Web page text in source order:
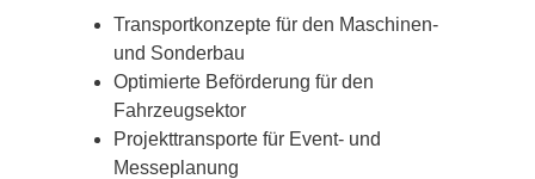
Transportkonzepte für den Maschinen-
und Sonderbau
Optimierte Beförderung für den
Fahrzeugsektor
Projekttransporte für Event- und
Messeplanung